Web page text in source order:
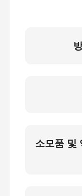
소모품 및